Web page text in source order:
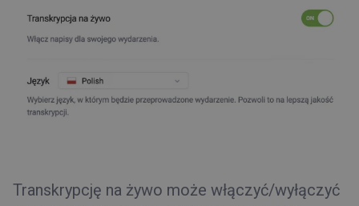
Transkrypcję na żywo może włączyć/wyłączyć